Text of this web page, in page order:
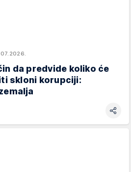
da predvide koliko će
skloni korupciji: